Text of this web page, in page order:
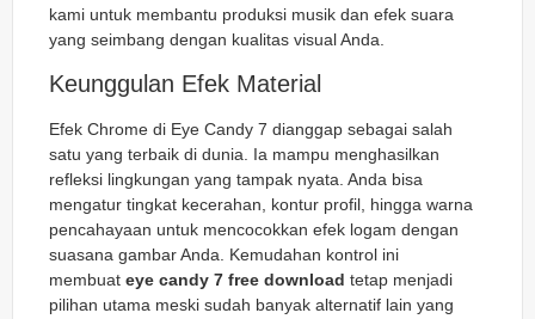
kami untuk membantu produksi musik dan efek suara
yang seimbang dengan kualitas visual Anda.
Keunggulan Efek Material
Efek Chrome di Eye Candy 7 dianggap sebagai salah
satu yang terbaik di dunia. Ia mampu menghasilkan
refleksi lingkungan yang tampak nyata. Anda bisa
mengatur tingkat kecerahan, kontur profil, hingga warna
pencahayaan untuk mencocokkan efek logam dengan
suasana gambar Anda. Kemudahan kontrol ini
membuat eye candy 7 free download tetap menjadi
pilihan utama meski sudah banyak alternatif lain yang